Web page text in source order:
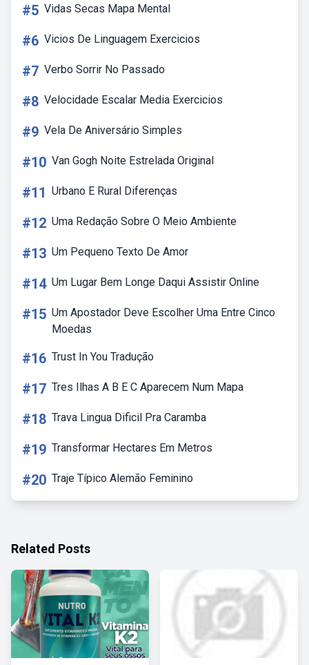
#5 Vidas Secas Mapa Mental
#6 Vicios De Linguagem Exercicios
#7 Verbo Sorrir No Passado
#8 Velocidade Escalar Media Exercicios
#9 Vela De Aniversário Simples
#10 Van Gogh Noite Estrelada Original
#11 Urbano E Rural Diferenças
#12 Uma Redação Sobre O Meio Ambiente
#13 Um Pequeno Texto De Amor
#14 Um Lugar Bem Longe Daqui Assistir Online
#15 Um Apostador Deve Escolher Uma Entre Cinco
Moedas
#16 Trust In You Tradução
#17 Tres Ilhas A B E C Aparecem Num Mapa
#18 Trava Lingua Dificil Pra Caramba
#19 Transformar Hectares Em Metros
#20 Traje Típico Alemão Feminino
Related Posts